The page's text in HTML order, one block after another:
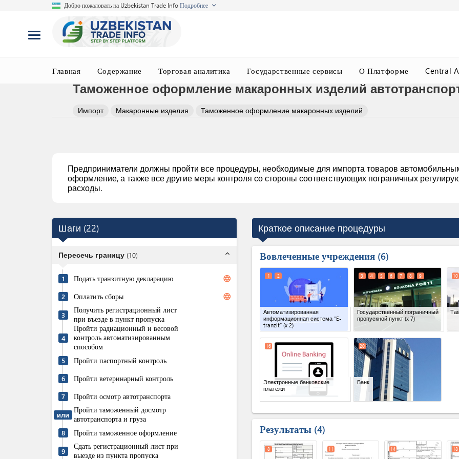
Добро пожаловать на Uzbekistan Trade InfoПодробнее
Главная Содержание Торговая аналитика Государственные сервисы О Платформе Central
Таможенное оформление макаронных изделий
Импорт Макаронные изделия Таможенное оформление макаронных изделий
Предприниматели должны пройти все процедуры, необходимые для импорта товаров
оформление, а также все другие меры контроля со стороны соответствующих пограничных
расходы.
Шаги (22)
Пересечь границу (10) expand_less
1 Подать транзитную декларацию language
2 Оплатить сборы language
3
Получить регистрационный лист
при въезде в пункт пропуска
4
Пройти радиационный и весовой
контроль автоматизированным
способом
5 Пройти паспортный контроль
6 Пройти ветеринарный контроль
7 Пройти осмотр автотранспорта
или Пройти таможенный досмотр
автотранспорта и груза
8 Пройти таможенное оформление
9
Сдать регистрационный лист при
выезде из пункта пропуска
Краткое описание процедуры
Вовлеченные учреждения 6
Автоматизированная
информационная система "E-
tranzit" (x 2)
1 2
Государственный пограничный
пропускной пункт(x 7)
3 4 5 6 7 8 9 10
Электронные банковские
платежи
16
Банк
20
Результаты 4
8 11 14 18